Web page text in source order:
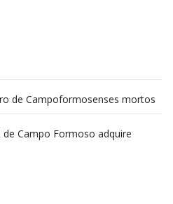
de Campoformosenses mortos
em desabamentos são
de Campo Formoso adquire